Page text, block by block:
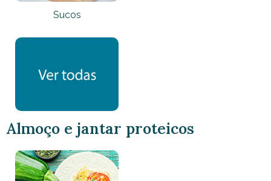
Sucos
Almoço e jantar proteicos